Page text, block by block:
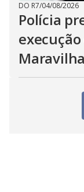
DO R7/04/08/2026
Polícia